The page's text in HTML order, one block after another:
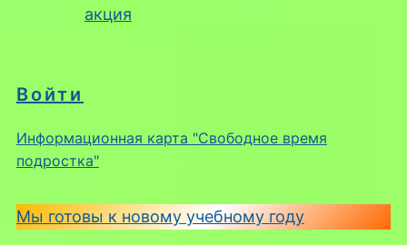
Войти
Информационная карта "Свободное время
подростка"
Мы готовы к новому учебному году
акция